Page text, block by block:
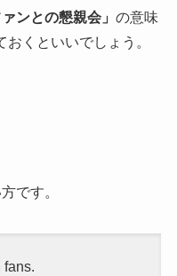
ァンとの懇親会」 の意味
くといいでしょう。
です。
fans.